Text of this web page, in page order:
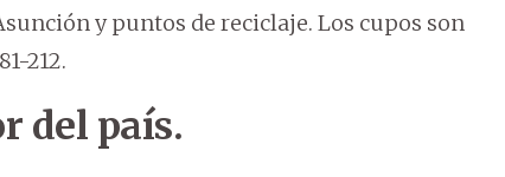
y puntos de reciclaje. Los cupos son
212.
del país.